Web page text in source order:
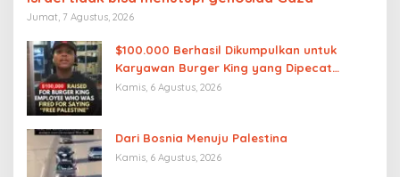
Jumat, 7 Agustus, 2026
$100.000 Berhasil Dikumpulkan untuk
Karyawan Burger King yang Dipecat
karena Mengucapkan “Free Palestine”
Kamis, 6 Agustus, 2026
Dari Bosnia Menuju Palestina
Kamis, 6 Agustus, 2026